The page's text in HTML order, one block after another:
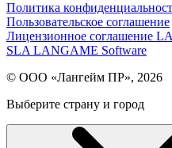
Политика
Пользовательское соглашение
Лицензионное соглашение
SLA LANGAME Software
© ООО «Лангейм ПР», 2026
Выберите страну и город